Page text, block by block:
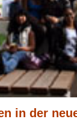
in der